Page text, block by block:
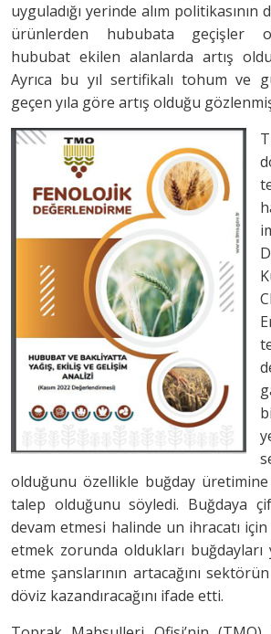
uyguladığı yerinde alım politikasının
ürünlerden hububata geçişler
hububat ekilen alanlarda artış
Ayrıca bu yıl sertifikalı tohum ve
geçen yıla göre artış olduğu
olduğunu özellikle buğday
talep olduğunu söyledi. Buğdaya
devam etmesi halinde un ihracatı
etmek zorunda oldukları
etme şanslarının artacağını
döviz kazandıracağını ifade etti.